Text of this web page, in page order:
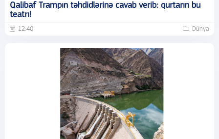
Qalibaf Trampın təhdidlərinə cavab verib: qurtarın bu
teatrı!
12:40 Dünya